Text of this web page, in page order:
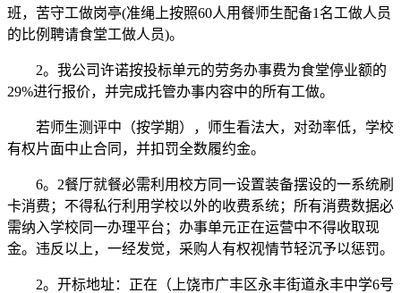
班，苦守工做岗亭(准绳上按照60人用餐师生配备1名工做人员
的比例聘请食堂工做人员)。
2。我公司许诺按投标单元的劳务办事费为食堂停业额的
29%进行报价，并完成托管办事内容中的所有工做。
若师生测评中（按学期），师生看法大，对劲率低，学校
有权片面中止合同，并扣罚全数履约金。
6。2餐厅就餐必需利用校方同一设置装备摆设的一系统刷
卡消费；不得私行利用学校以外的收费系统；所有消费数据必
需纳入学校同一办理平台；办事单元正在运营中不得收取现
金。违反以上，一经发觉，采购人有权视情节轻沉予以惩罚。
2。开标地址：正在（上饶市广丰区永丰街道永丰中学6号